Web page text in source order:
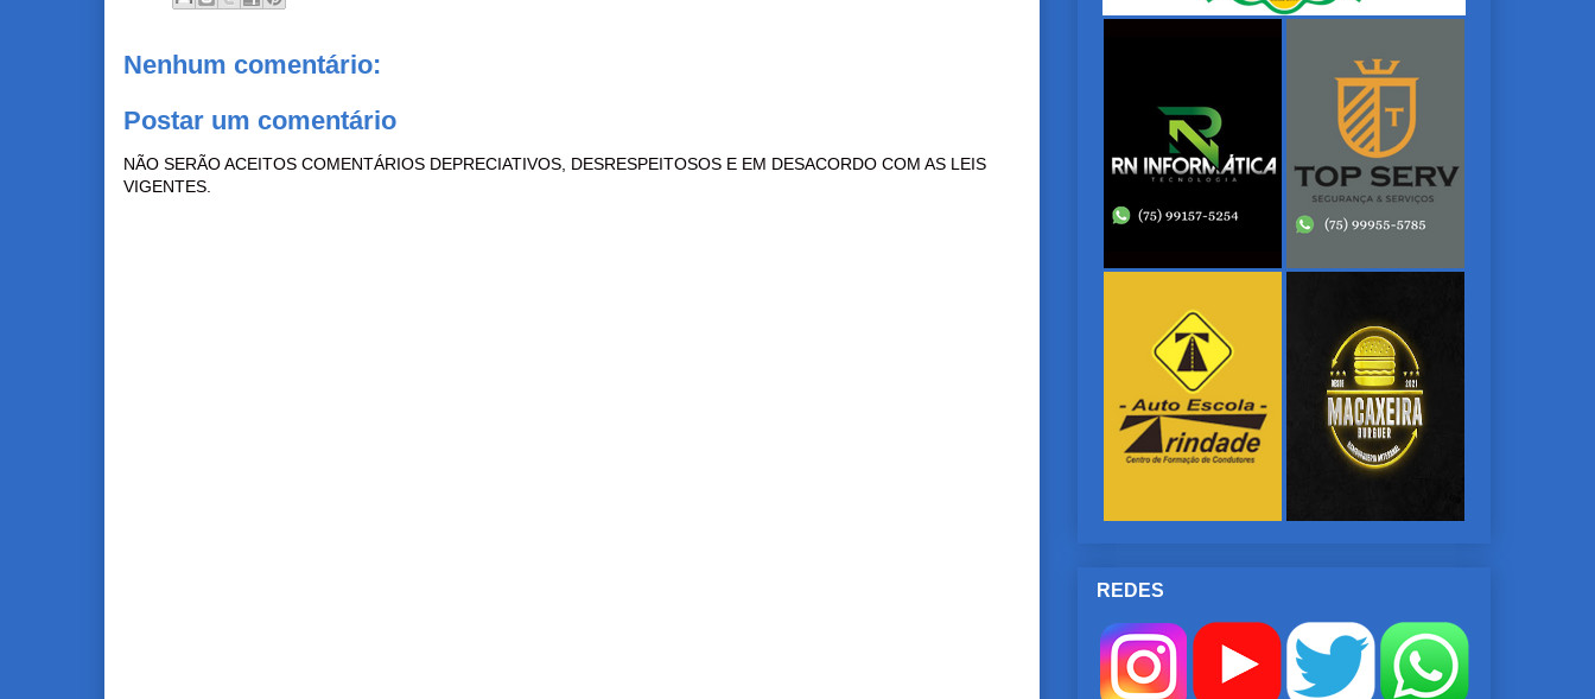
Nenhum comentário:
Postar um comentário
NÃO SERÃO ACEITOS COMENTÁRIOS DEPRECIATIVOS, DESRESPEITOSOS E EM DESACORDO COM AS LEIS
VIGENTES.
REDES